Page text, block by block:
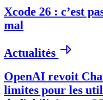
Xcode 26 : c’est
mal
Actualités
OpenAI revoit
limites pour les